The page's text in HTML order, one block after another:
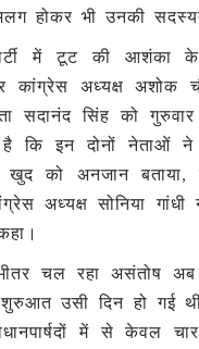
होकर भी उनकी
में टूट की आशंका के
कांग्रेस अध्यक्ष अशोक
सदानंद सिंह को गुरुवार
है कि इन दोनों नेताओं ने
खुद को अनजान बताया,
अध्यक्ष सोनिया
चल रहा असंतोष
उसी दिन हो गई
में से केवल